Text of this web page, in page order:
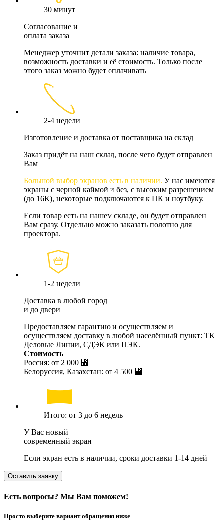
30 минут
Согласование и
оплата заказа
Менеджер уточнит детали заказа: наличие товара,
возможность доставки и её стоимость. Только после
этого заказ можно будет оплачивать
2-4 недели
Изготовление и доставка от поставщика на склад
Заказ придёт на наш склад, после чего будет отправлен
Вам
Большой выбор экранов есть в наличии. У нас имеются
экраны с черной каймой и без, с высоким разрешением
(до 16К), некоторые подключаются к ПК и ноутбуку.
Если товар есть на нашем складе, он будет отправлен
Вам сразу. Отдельно можно заказать полотно для
проектора.
1-2 недели
Доставка в любой город
и до двери
Предоставляем гарантию и осуществляем и
осуществляем доставку в любой населённый пункт: ТК
Деловые Линии, СДЭК или ПЭК.
Стоимость
Россия: от 2 000 ⃏
Белоруссия, Казахстан: от 4 500 ⃏
Итого: от 3 до 6 недель
У Вас новый
современный экран
Если экран есть в наличии, сроки доставки 1-14 дней
Оставить заявку
Есть вопросы? Мы Вам поможем!
Просто выберите вариант обращения ниже